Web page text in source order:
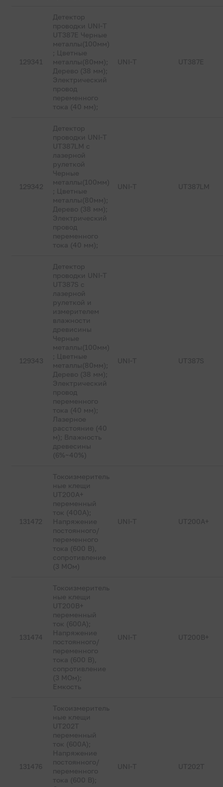
129341
Детектор
проводки UNI-T
UT387E Черные
металлы(100мм)
; Цветные
металлы(80мм);
Дерево (38 мм);
Электрический
провод
переменного
тока (40 мм);
UNI-T UT387E
129342
Детектор
проводки UNI-T
UT387LM с
лазерной
рулеткой
Черные
металлы(100мм)
; Цветные
металлы(80мм);
Дерево (38 мм);
Электрический
провод
переменного
тока (40 мм);
UNI-T UT387LM
129343
Детектор
проводки UNI-T
UT387S с
лазерной
рулеткой и
измерителем
влажности
древисины
Черные
металлы(100мм)
; Цветные
металлы(80мм);
Дерево (38 мм);
Электрический
провод
переменного
тока (40 мм);
Лазерное
расстояние (40
м); Влажность
древесины
(6%~40%)
UNI-T UT387S
131472
Токоизмеритель
ные клещи
UT200A+
переменный
ток (400А);
Напряжение
постоянного/
переменного
тока (600 В),
сопротивление
(3 МОм)
UNI-T UT200A+
131474
Токоизмеритель
ные клещи
UT200B+
переменный
ток (600А);
Напряжение
постоянного/
переменного
тока (600 В),
сопротивление
(3 МОм);
Емкость
UNI-T UT200B+
131476
Токоизмеритель
ные клещи
UT202T
переменный
ток (600А);
Напряжение
постоянного/
переменного
тока (600 В);
UNI-T UT202T